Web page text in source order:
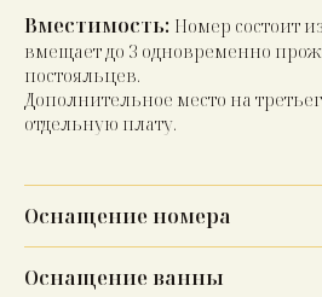
Вместимость: Номер состоит
вмещает до 3 одновременно
постояльцев.
Дополнительное место на
отдельную плату.
Оснащение номера
Оснащение ванны